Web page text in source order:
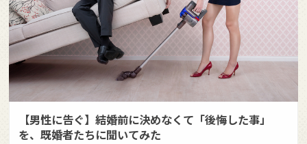
【男性に告ぐ】結婚前に決めなくて「後悔した事」
を、既婚者たちに聞いてみた